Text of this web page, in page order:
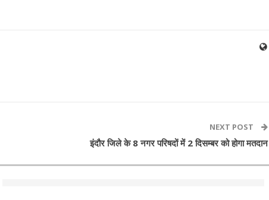
NEXT POST
इंदौर जिले के 8 नगर परिषदों में 2 दिसम्बर को होगा मतदान